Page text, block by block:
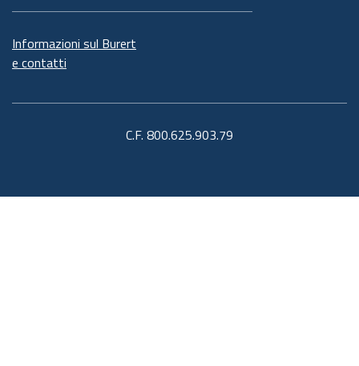
Informazioni sul Burert
e contatti
C.F. 800.625.903.79